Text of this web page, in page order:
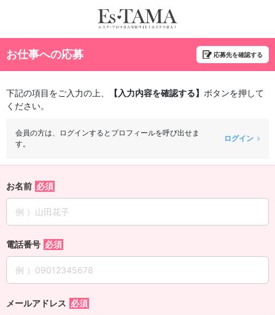
お仕事への応募 応募先を確認する
下記の項目をご入力の上、 【入力内容を確認する】 ボタンを押して
ください。
会員の方は、ログインするとプロフィールを呼び出せま
す。
ログイン
お名前
電話番号
メールアドレス